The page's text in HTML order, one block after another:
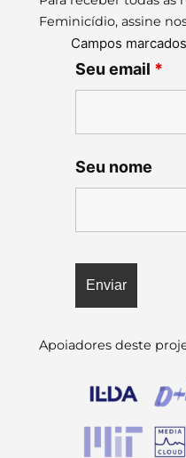
Feminicídio, assine
Campos
Seu email *
Seu nome
Apoiadores deste